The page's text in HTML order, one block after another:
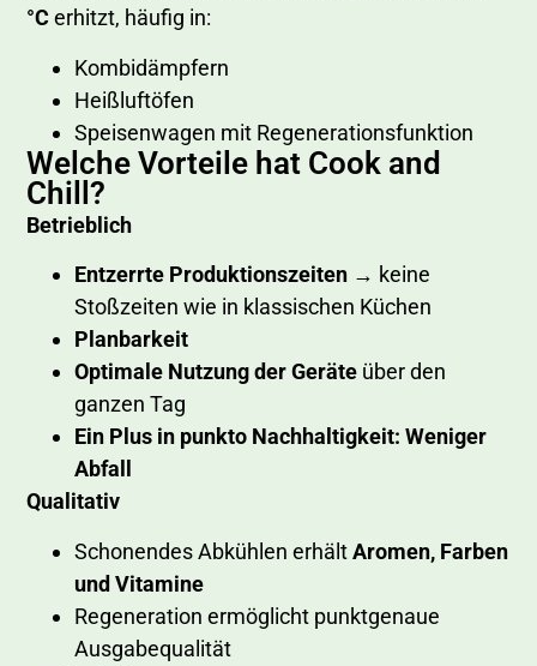
°Cerhitzt, häufig in:
Kombidämpfern
Heißluftöfen
Speisenwagen mit Regenerationsfunktion
Welche Vorteile hat Cook and
Chill?
Betrieblich
Entzerrte Produktionszeiten → keine
Stoßzeiten wie in klassischen Küchen
Planbarkeit
Optimale Nutzung der Geräte über den
ganzen Tag
Ein Plus in punkto Nachhaltigkeit: Weniger
Abfall
Qualitativ
Schonendes Abkühlen erhältAromen, Farben
und Vitamine
Regeneration ermöglicht punktgenaue
Ausgabequalität